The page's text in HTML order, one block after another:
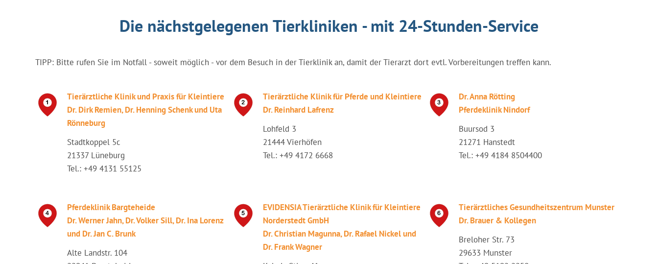
Die nächstgelegenen Tierkliniken - mit 24-Stunden-Service
TIPP: Bitte rufen Sie im Notfall - soweit möglich - vor dem Besuch in der Tierklinik an, damit der Tierarzt dort evtl. Vorbereitungen treffen kann.
Tierärztliche Klinik und Praxis für Kleintiere
Dr. Dirk Remien, Dr. Henning Schenk und Uta
Rönneburg
Stadtkoppel 5c
21337 Lüneburg
Tel.: +49 4131 55125
Tierärztliche Klinik für Pferde und Kleintiere
Dr. Reinhard Lafrenz
Lohfeld 3
21444 Vierhöfen
Tel.: +49 4172 6668
Dr. Anna Rötting
Pferdeklinik Nindorf
Buursod 3
21271 Hanstedt
Tel.: +49 4184 8504400
Pferdeklinik Bargteheide
Dr. Werner Jahn, Dr. Volker Sill, Dr. Ina Lorenz
und Dr. Jan C. Brunk
Alte Landstr. 104
EVIDENSIA Tierärztliche Klinik für Kleintiere
Norderstedt GmbH
Dr. Christian Magunna, Dr. Rafael Nickel und
Dr. Frank Wagner
Tierärztliches Gesundheitszentrum Munster
Dr. Brauer & Kollegen
Breloher Str. 73
29633 Munster